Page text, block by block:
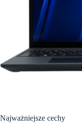
Najważniejsze cechy